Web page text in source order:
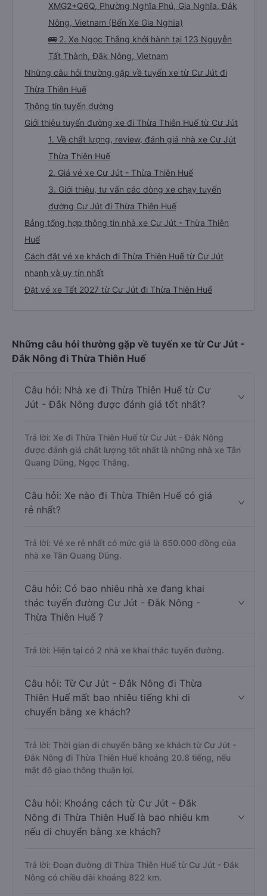
XMG2+Q6Q, Phường Nghĩa Phú, Gia Nghĩa, Đắk
Nông, Vietnam (Bến Xe Gia Nghĩa)
🚌 2. Xe Ngọc Thắng khởi hành tại 123 Nguyễn
Tất Thành, Đăk Nông, Vietnam
Những câu hỏi thường gặp về tuyến xe từ Cư Jút đi
Thừa Thiên Huế
Thông tin tuyến đường
Giới thiệu tuyến đường xe đi Thừa Thiên Huế từ Cư Jút
1. Về chất lượng, review, đánh giá nhà xe Cư Jút
Thừa Thiên Huế
2. Giá vé xe Cư Jút - Thừa Thiên Huế
3. Giới thiệu, tư vấn các dòng xe chạy tuyến
đường Cư Jút đi Thừa Thiên Huế
Bảng tổng hợp thông tin nhà xe Cư Jút - Thừa Thiên
Huế
Cách đặt vé xe khách đi Thừa Thiên Huế từ Cư Jút
nhanh và uy tín nhất
Đặt vé xe Tết 2027 từ Cư Jút đi Thừa Thiên Huế
Những câu hỏi thường gặp về tuyến xe từ Cư Jút -
Đắk Nông đi Thừa Thiên Huế
Câu hỏi: Nhà xe đi Thừa Thiên Huế từ Cư
Jút - Đắk Nông được đánh giá tốt nhất?
Trả lời: Xe đi Thừa Thiên Huế từ Cư Jút - Đắk Nông
được đánh giá chất lượng tốt nhất là những nhà xe Tân
Quang Dũng, Ngọc Thắng.
Câu hỏi: Xe nào đi Thừa Thiên Huế có giá
rẻ nhất?
Trả lời: Vé xe rẻ nhất có mức giá là 650.000 đồng của
nhà xe Tân Quang Dũng.
Câu hỏi: Có bao nhiêu nhà xe đang khai
thác tuyến đường Cư Jút - Đắk Nông -
Thừa Thiên Huế ?
Trả lời: Hiện tại có 2 nhà xe khai thác tuyến đường.
Câu hỏi: Từ Cư Jút - Đắk Nông đi Thừa
Thiên Huế mất bao nhiêu tiếng khi di
chuyển bằng xe khách?
Trả lời: Thời gian di chuyển bằng xe khách từ Cư Jút -
Đắk Nông đi Thừa Thiên Huế khoảng 20.8 tiếng, nếu
mật độ giao thông thuận lợi.
Câu hỏi: Khoảng cách từ Cư Jút - Đắk
Nông đi Thừa Thiên Huế là bao nhiêu km
nếu di chuyển bằng xe khách?
Trả lời: Đoạn đường đi Thừa Thiên Huế từ Cư Jút - Đắk
Nông có chiều dài khoảng 822 km.